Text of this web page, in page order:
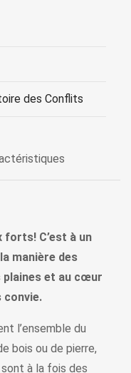
des Conflits
forts! C’est à un
manière des
plaines et au cœur
convie.
l’ensemble du
bois ou de pierre,
à la fois des